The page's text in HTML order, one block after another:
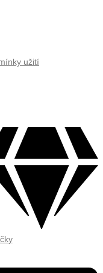
užití